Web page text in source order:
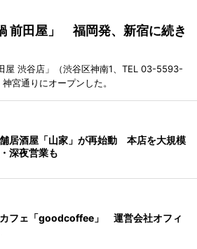
前田屋」 福岡発、新宿に続き
屋 渋谷店」（渋谷区神南1、TEL 03-5593-
宮通りにオープンした。
居酒屋「山家」が再始動 本店を大規模
深夜営業も
フェ「goodcoffee」 運営会社オフィ